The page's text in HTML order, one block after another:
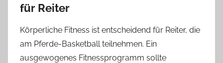
für Reiter
Körperliche Fitness ist entscheidend für Reiter, die
am Pferde-Basketball teilnehmen. Ein
ausgewogenes Fitnessprogramm sollte